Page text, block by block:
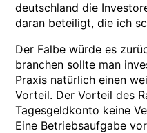
deutschland die
daran beteiligt, die ich
Der Falbe würde es
branchen sollte man
Praxis natürlich einen
Vorteil. Der Vorteil des
Tagesgeldkonto keine
Eine Betriebsaufgabe